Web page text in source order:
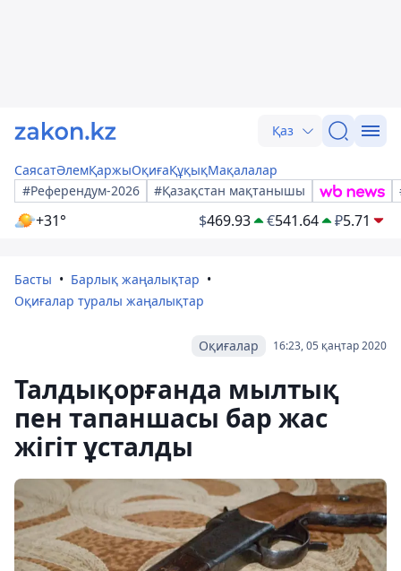
Қаз
СаясатӘлемҚаржыОқиғаҚұқықМақалалар
#Референдум-2026
#Қазақстан мақтанышы
+31° $469.93 €541.64 ₽5.71
Басты
Барлық жаңалықтар
Оқиғалар туралы жаңалықтар
16:23, 05 қаңтар 2020
Оқиғалар
Талдықорғанда мылтық
пен тапаншасы бар жас
жігіт ұсталды